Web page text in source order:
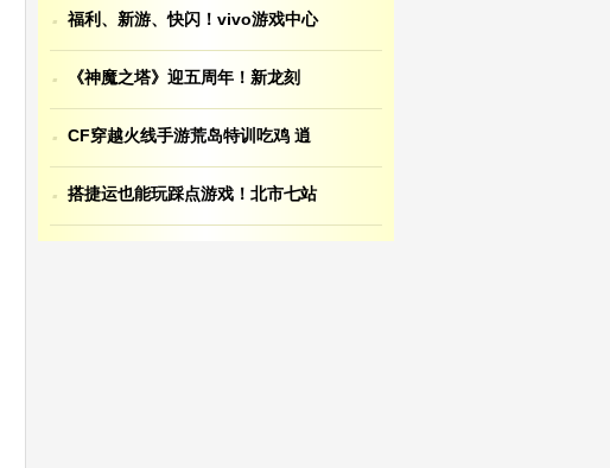
· 福利、新游、快闪！vivo游戏中心
· 《神魔之塔》迎五周年！新龙刻
· CF穿越火线手游荒岛特训吃鸡 逍
· 搭捷运也能玩踩点游戏！北市七站